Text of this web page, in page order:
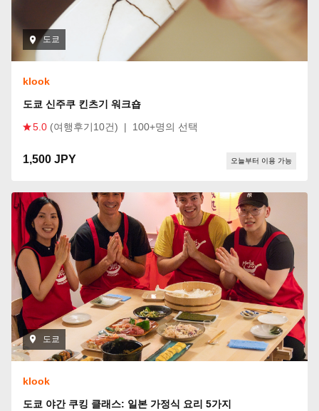
도쿄
klook
도쿄 신주쿠 킨츠기 워크숍
5.0 (여행후기10건) | 100+명의 선택
1,500 JPY 오늘부터 이용 가능
도쿄
klook
도쿄 야간 쿠킹 클래스: 일본 가정식 요리 5가지